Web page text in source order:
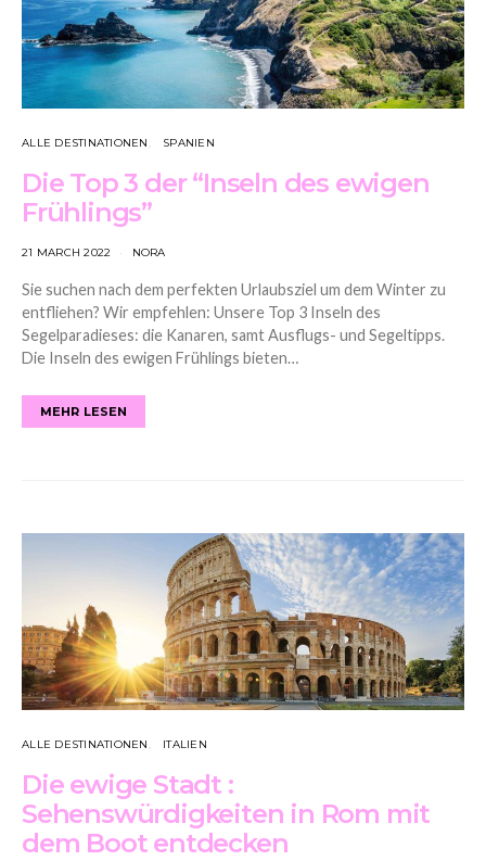
ALLE DESTINATIONEN SPANIEN
Die Top 3 der “Inseln des ewigen
Frühlings”
21 MARCH 2022 NORA
Sie suchen nach dem perfekten Urlaubsziel um dem Winter zu
entfliehen? Wir empfehlen: Unsere Top 3 Inseln des
Segelparadieses: die Kanaren, samt Ausflugs- und Segeltipps.
Die Inseln des ewigen Frühlings bieten…
MEHR LESEN
ALLE DESTINATIONEN ITALIEN
Die ewige Stadt :
Sehenswürdigkeiten in Rom mit
dem Boot entdecken